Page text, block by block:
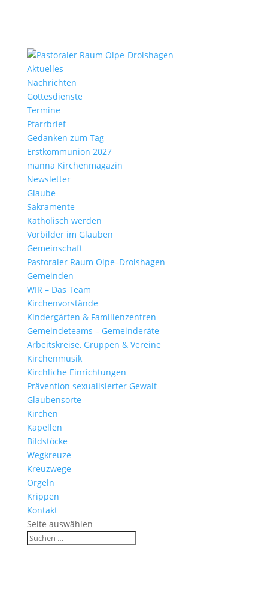
Aktu­elles
Nach­richten
Gottes­dienste
Termine
Pfarr­brief
Gedanken zum Tag
Erst­kom­mu­nion 2027
manna Kirchen­ma­gazin
News­letter
Glaube
Sakra­mente
Katho­lisch werden
Vorbilder im Glauben
Gemein­schaft
Pasto­raler Raum Olpe–Drolshagen
Gemeinden
WIR – Das Team
Kirchen­vor­stände
Kinder­gärten & Familienzentren
Gemein­de­teams – Gemeinderäte
Arbeits­kreise, Gruppen & Vereine
Kirchen­musik
Kirch­liche Einrichtungen
Präven­tion sexua­li­sierter Gewalt
Glau­ben­s­orte
Kirchen
Kapellen
Bild­stöcke
Wegkreuze
Kreuz­wege
Orgeln
Krippen
Kontakt
Seite auswählen